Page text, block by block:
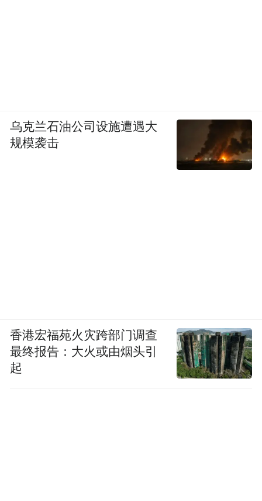
乌克兰石油公司设施遭遇大
规模袭击
香港宏福苑火灾跨部门调查
最终报告：大火或由烟头引
起